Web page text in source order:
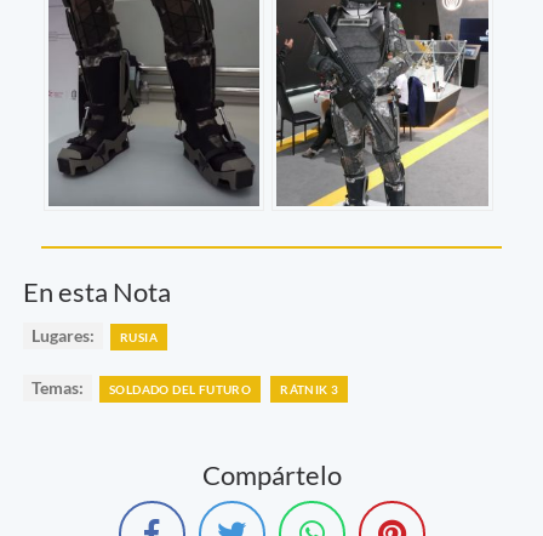
En esta Nota
Lugares: RUSIA
Temas: SOLDADO DEL FUTURO RÁTNIK 3
Compártelo